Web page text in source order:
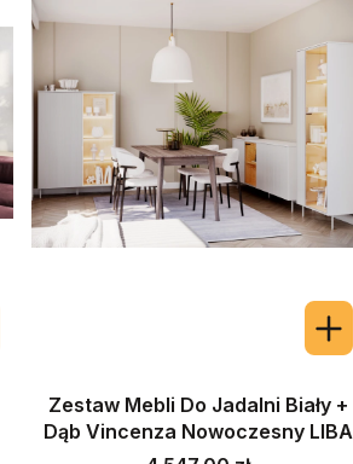
Zestaw Mebli Do Jadalni Biały +
Dąb Vincenza Nowoczesny LIBA